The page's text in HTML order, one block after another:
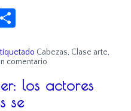
Cabezas, Clase arte,
comentario
los actores
se